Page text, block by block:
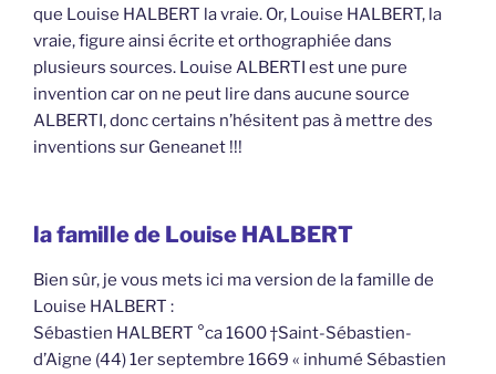
que Louise HALBERT la vraie. Or, Louise HALBERT, la
vraie, figure ainsi écrite et orthographiée dans
plusieurs sources. Louise ALBERTI est une pure
invention car on ne peut lire dans aucune source
ALBERTI, donc certains n’hésitent pas à mettre des
inventions sur Geneanet !!!
la famille de Louise HALBERT
Bien sûr, je vous mets ici ma version de la famille de
Louise HALBERT :
Sébastien HALBERT °ca 1600 †Saint-Sébastien-
d’Aigne (44) 1er septembre 1669 « inhumé Sébastien